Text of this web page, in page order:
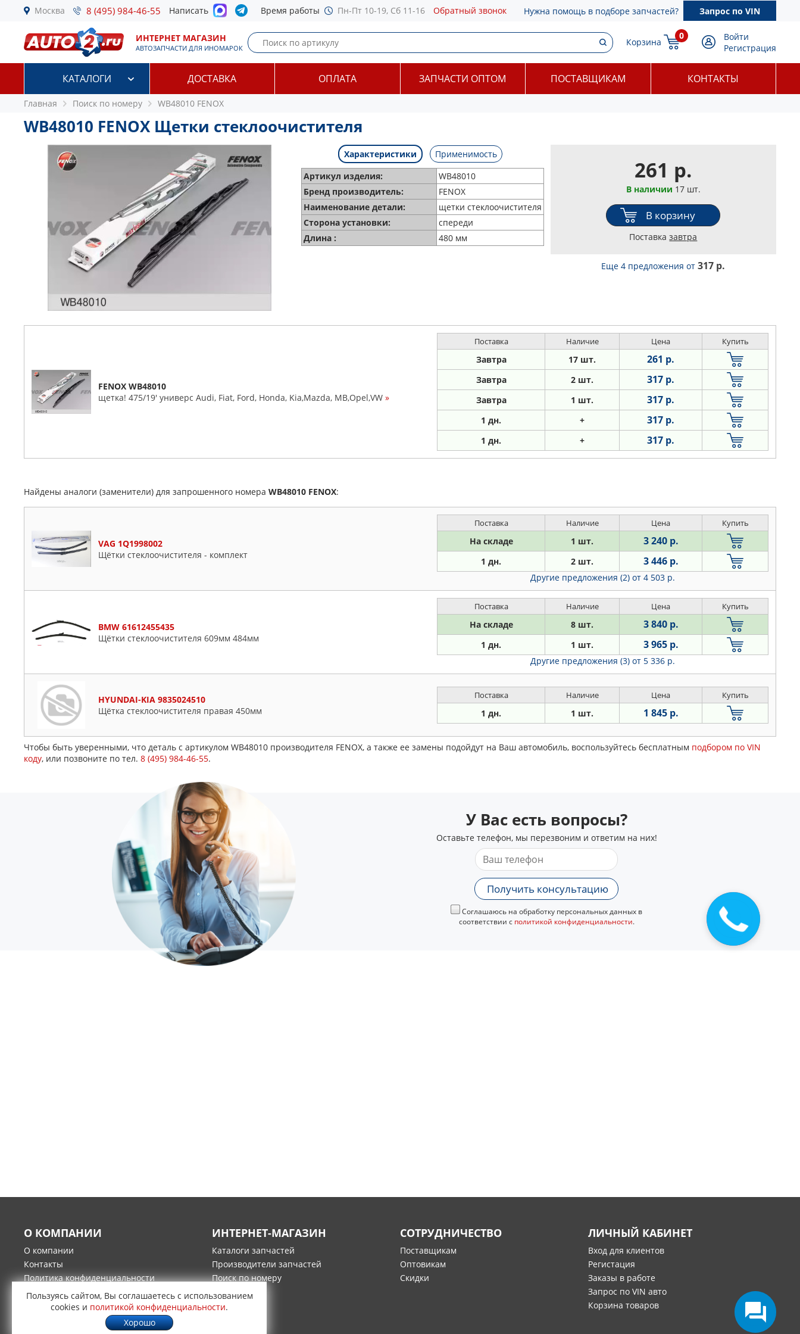
Москва 8 (495) 984-46-55 Написать Время работы Пн-Пт 10-19, Сб 11-16 Обратный звонок Нужна помощь в подборе запчастей? Запрос по VIN
ИНТЕРНЕТ МАГАЗИН
АВТОЗАПЧАСТИ ДЛЯ ИНОМАРОК
Корзина
0
Войти
Регистрация
КАТАЛОГИ ДОСТАВКА ОПЛАТА ЗАПЧАСТИ ОПТОМ ПОСТАВЩИКАМ КОНТАКТЫ
Главная Поиск по номеру WB48010 FENOX
WB48010 FENOX Щетки стеклоочистителя
Характеристики
Применимость
Артикул изделия:
WB48010
Бренд производитель:
FENOX
Наименование детали:
щетки стеклоочистителя
Сторона установки:
спереди
Длина :
480 мм
261 р.
В наличии 17 шт.
В корзину
Поставказавтра
Еще 4 предложенияот317 р.
FENOX WB48010
щетка! 475/19' универс Audi, Fiat, Ford, Honda, Kia,Mazda, MB,Opel,VW »
Поставка Наличие Цена Купить
Завтра 17 шт. 261 р.
Завтра 2 шт. 317 р.
Завтра 1 шт. 317 р.
1 дн. + 317 р.
1 дн. + 317 р.
Найдены аналоги (заменители) для запрошенного номера WB48010 FENOX:
VAG 1Q1998002
Щётки стеклоочистителя - комплект
Поставка Наличие Цена Купить
На складе 1 шт. 3 240 р.
1 дн. 2 шт. 3 446 р.
Другие предложения (2) от 4 503 р.
BMW 61612455435
Щётки стеклоочистителя 609мм 484мм
Поставка Наличие Цена Купить
На складе 8 шт. 3 840 р.
1 дн. 1 шт. 3 965 р.
Другие предложения (3) от 5 336 р.
HYUNDAI-KIA 9835024510
Щётка стеклоочистителя правая 450мм
Поставка Наличие Цена Купить
1 дн. 1 шт. 1 845 р.
Чтобы быть уверенными, что деталь с артикулом WB48010 производителя FENOX, а также ее замены подойдут на Ваш автомобиль, воспользуйтесь бесплатным подбором по VIN
коду, или позвоните по тел. 8 (495) 984-46-55.
У Вас есть вопросы?
Оставьте телефон, мы перезвоним и ответим на них!
Получить консультацию
Соглашаюсь на обработку персональных данных в
соответствии с политикой конфиденциальности.
О КОМПАНИИ
О компании
Контакты
Политика конфиденциальности
Гарантия и возврат товара
ИНТЕРНЕТ-МАГАЗИН
Каталоги запчастей
Производители запчастей
Поиск по номеру
Оплата
Доставка
СОТРУДНИЧЕСТВО
Поставщикам
Оптовикам
Скидки
ЛИЧНЫЙ КАБИНЕТ
Вход для клиентов
Регистация
Заказы в работе
Запрос по VIN авто
Корзина товаров
Пользуясь сайтом, Вы соглашаетесь с использованием
cookies и политикой конфиденциальности.
Хорошо